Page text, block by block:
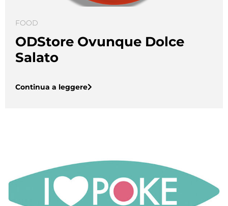
FOOD
ODStore Ovunque Dolce
Salato
Continua a leggere